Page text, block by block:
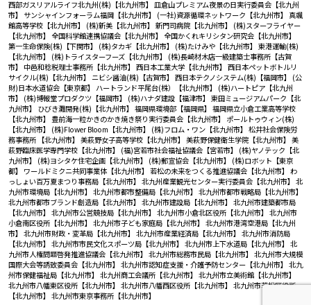
西部ガスリアルライフ北九州(株)【北九州市】 皿倉山プレミアム夜景の日実行委員会【北九州
市】 サンシャインフォーラム福岡【北九州市】 (一社)資源循環ネットワーク【北九州市】 真颯
館高等学校【北九州市】 (株)新美【北九州市】 新門司病院【北九州市】 (株)スターフライヤー
【北九州市】 全国科学館連携協議会【北九州市】 全国かくれキリシタン研究会【北九州市】
第一生命保険(株)【下関市】 (株)タカギ【北九州市】 (株)たけみや【北九州市】 東港運輸(株)
【北九州市】 (株)トライスターフーズ【北九州市】 (株)長崎材木店一級建築士事務所【古賀
市】 中邑和稔税理士事務所【北九州市】 西日本工業大学【北九州市】 西日本ペットボトルリ
サイクル(株)【北九州市】 ニビシ醤油(株)【古賀市】 西日本テクノシステム(株)【福岡市】 (公
財)日本水道協会【東京都】 ハートランド平尾台(株）【北九州市】 (株)ハートピア【北九州
市】 (株)博報堂プロダクツ【福岡市】 (株)ハナダ建設【福津市】 東田ミュージアムパーク【北
九州市】 ひびき灘開発(株)【北九州市】 福岡県環境部【福岡県】 福岡県立小倉工業高等学校
【北九州市】 豊前海一粒かきのかき焼き祭り実行委員会【北九州市】 ポールトゥウィン(株)
【北九州市】 (株)Flower Bloom【北九州市】 (株)フロム・ワン【北九州市】 松井社会保険労
務事務所 【北九州市】 美萩野女子高等学校【北九州市】 美萩野保健衛生学院【北九州市】 美
萩野臨床医学専門学校【北九州市】 (福)宮若市社会福祉協議会【宮若市】 (株)ヤノテック【北
九州市】 (株)ヨシタケ住宅企画【北九州市】 (株)郵宣協会【北九州市】 (株)ロボット【東京
都】 ワールドミクニ共同事業体【北九州市】 若松の未来をつくる推進協議会【北九州市】 わ
っしょい百万夏まつり事務局【北九州市】 北九州産業観光センター実行委員会【北九州市】 北
九州市環境局【北九州市】 北九州市都市整備局【北九州市】 北九州市都市戦略局【北九州市】
北九州市都市ブランド創造局【北九州市】 北九州市建設局【北九州市】 北九州市建築都市局
【北九州市】 北九州市公営競技局【北九州市】 北九州市小倉北区役所【北九州市】 北九州市
小倉南区役所【北九州市】 北九州市子ども家庭局【北九州市】 北九州市港湾空港局【北九州
市】 北九州市財政・変革局【北九州市】 北九州市産業経済局【北九州市】 北九州市消防局
【北九州市】 北九州市市民文化スポーツ局【北九州市】 北九州市上下水道局【北九州市】 北
九州市人権問題啓発推進協議会【北九州市】 北九州市総務市民局【北九州市】 北九州市大規模
国際大会等誘致委員会【北九州市】 北九州市認知症支援・介護予防センター【北九州市】 北九
州市保健福祉局【北九州市】 北九州商工会議所【北九州市】 北九州市立美術館【北九州市】
北九州市八幡東区役所【北九州市】 北九州市八幡西区役所【北九州市】 北九州市若松区役所
【北九州市】 北九州市東京事務所【北九州市】